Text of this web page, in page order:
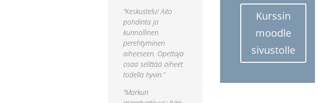
”Keskustelu! Aito
pohdinta ja
kunnollinen
perehtyminen
aiheeseen. Opettaja
osaa selittää aiheet
todella hyvin.”
”Markun
Kurssin
moodle
sivustolle